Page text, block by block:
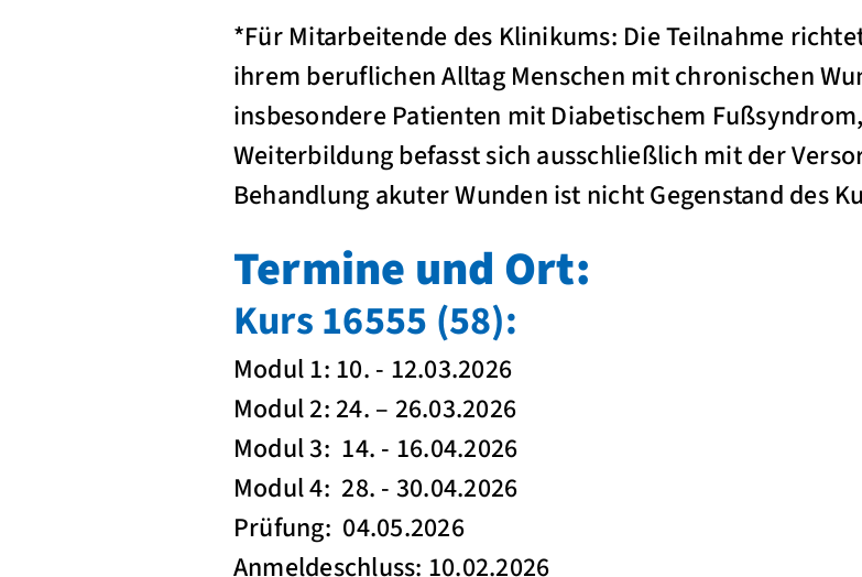
*Für Mitarbeitende des Klinikums: Die Teilnahme
ihrem beruflichen Alltag Menschen mit chronischen
insbesondere Patienten mit Diabetischem
Weiterbildung befasst sich ausschließlich mit der
Behandlung akuter Wunden ist nicht Gegenstand des
Termine und Ort:
Kurs 16555 (58):
Modul 1: 10. - 12.03.2026
Modul 2: 24. – 26.03.2026
Modul 3: 14. - 16.04.2026
Modul 4: 28. - 30.04.2026
Prüfung: 04.05.2026
Anmeldeschluss: 10.02.2026